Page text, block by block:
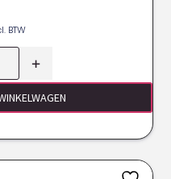
BTW
+